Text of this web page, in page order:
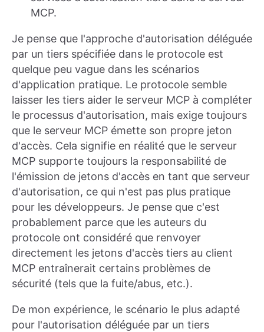
MCP.
Je pense que l'approche d'autorisation déléguée
par un tiers spécifiée dans le protocole est
quelque peu vague dans les scénarios
d'application pratique. Le protocole semble
laisser les tiers aider le serveur MCP à compléter
le processus d'autorisation, mais exige toujours
que le serveur MCP émette son propre jeton
d'accès. Cela signifie en réalité que le serveur
MCP supporte toujours la responsabilité de
l'émission de jetons d'accès en tant que serveur
d'autorisation, ce qui n'est pas plus pratique
pour les développeurs. Je pense que c'est
probablement parce que les auteurs du
protocole ont considéré que renvoyer
directement les jetons d'accès tiers au client
MCP entraînerait certains problèmes de
sécurité (tels que la fuite/abus, etc.).
De mon expérience, le scénario le plus adapté
pour l'autorisation déléguée par un tiers